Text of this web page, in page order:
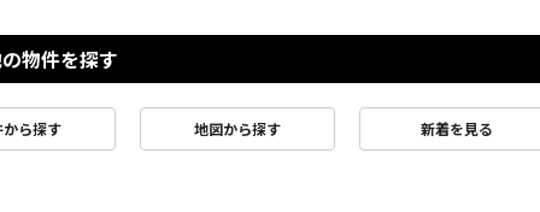
物件を探す
から探す 地図から探す 新着を見る